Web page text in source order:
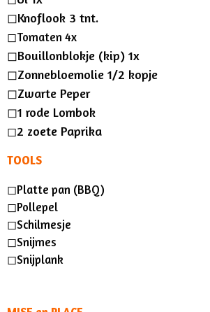
◻︎Knoflook 3 tnt.
◻︎Tomaten 4x
◻︎Bouillonblokje (kip) 1x
◻︎Zonnebloemolie 1/2 kopje
◻︎Zwarte Peper
◻︎1 rode Lombok
◻︎2 zoete Paprika
TOOLS
◻︎Platte pan (BBQ)
◻︎Pollepel
◻︎Schilmesje
◻︎Snijmes
◻︎Snijplank